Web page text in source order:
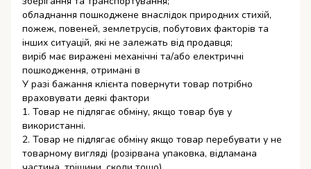
обладнання пошкоджене внаслідок природних стихій,
пожеж, повеней, землетрусів, побутових факторів та
інших ситуацій, які не залежать від продавця;
виріб має виражені механічні та/або електричні
пошкодження, отримані в
У разі бажання клієнта повернути товар потрібно
враховувати деякі фактори
1. Товар не підлягає обміну, якщо товар був у
використанні.
2. Товар не підлягає обміну якщо товар перебувати у не
товарному вигляді (розірвана упаковка, відламана